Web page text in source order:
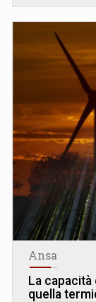
Ansa
La
quella